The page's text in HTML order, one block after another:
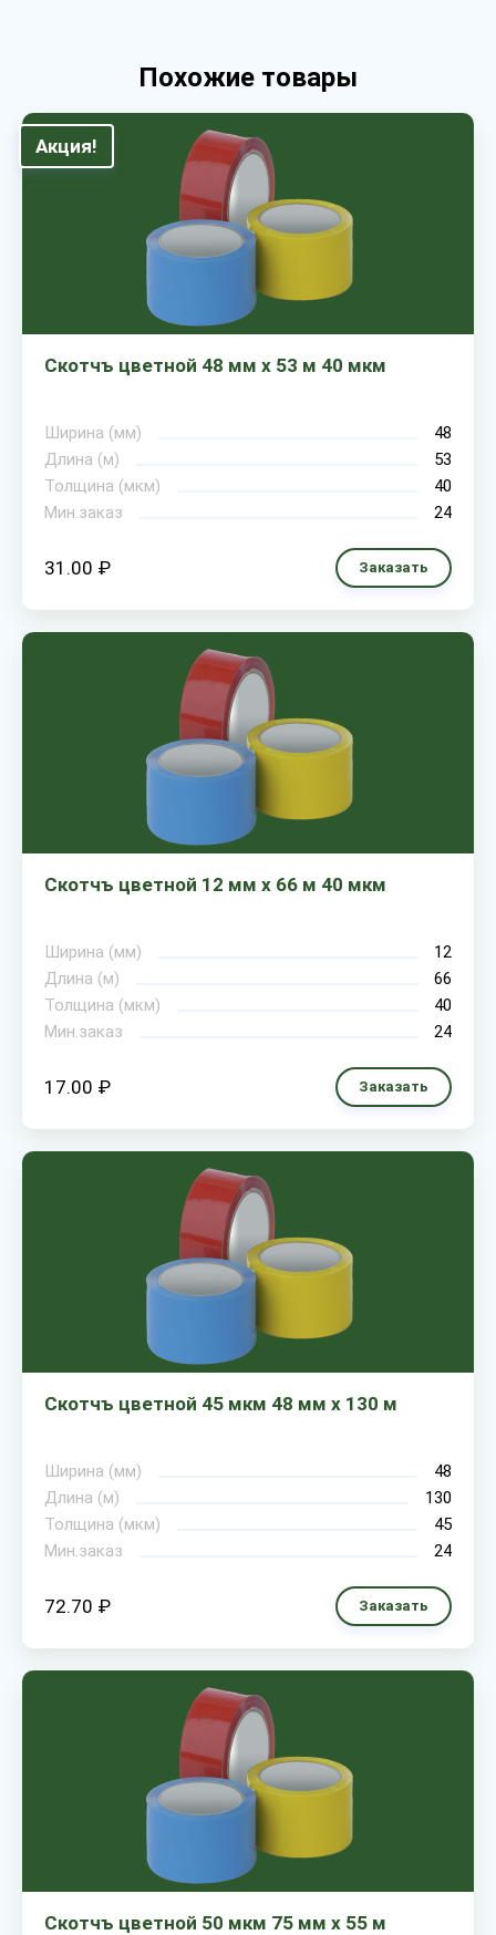
Похожие товары
Акция!
Скотчъ цветной 48 мм х 53 м 40 мкм
Ширина (мм)
48
Длина (м)
53
Толщина (мкм)
40
Мин.заказ
24
31.00 ₽ Заказать
Скотчъ цветной 12 мм х 66 м 40 мкм
Ширина (мм)
12
Длина (м)
66
Толщина (мкм)
40
Мин.заказ
24
17.00 ₽ Заказать
Скотчъ цветной 45 мкм 48 мм х 130 м
Ширина (мм)
48
Длина (м)
130
Толщина (мкм)
45
Мин.заказ
24
72.70 ₽ Заказать
Скотчъ цветной 50 мкм 75 мм х 55 м